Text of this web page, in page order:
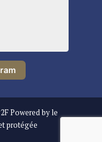
Powered by le
protégée